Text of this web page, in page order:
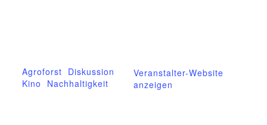
Agroforst Diskussion
Kino
Nachhaltigkeit
Veranstalter-Website
anzeigen